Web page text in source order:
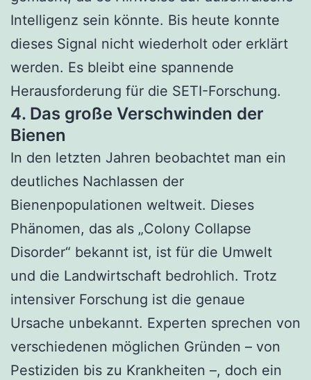
Intelligenz sein könnte. Bis heute konnte
dieses Signal nicht wiederholt oder erklärt
werden. Es bleibt eine spannende
Herausforderung für die SETI-Forschung.
4. Das große Verschwinden der
Bienen
In den letzten Jahren beobachtet man ein
deutliches Nachlassen der
Bienenpopulationen weltweit. Dieses
Phänomen, das als „Colony Collapse
Disorder“ bekannt ist, ist für die Umwelt
und die Landwirtschaft bedrohlich. Trotz
intensiver Forschung ist die genaue
Ursache unbekannt. Experten sprechen von
verschiedenen möglichen Gründen – von
Pestiziden bis zu Krankheiten –, doch ein